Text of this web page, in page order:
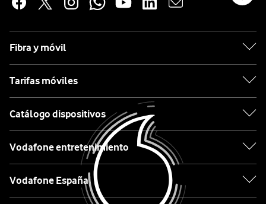
Samsung
Motorola
Etiqueta
último
en
No,
de
dispositivo
en
nuestro
catálogo
debe
ir
asociada
Fibra y móvil
Tarifas móviles
Catálogo dispositivos
Vodafone entretenimiento
Vodafone España